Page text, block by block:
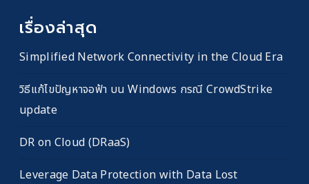
เรื่องล่าสุด
Simplified Network Connectivity in the Cloud Era
วิธีแก้ไขปัญหาจอฟ้า บน Windows กรณี CrowdStrike
update
DR on Cloud (DRaaS)
Leverage Data Protection with Data Lost